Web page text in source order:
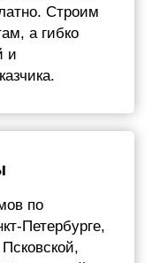
Строим
а гибко
и
по
Петербурге,